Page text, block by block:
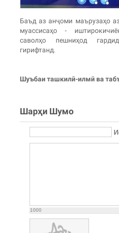
Баъд аз анҷоми маърузаҳо
муассисаҳо -
саволҳо пешниҳод
гирифтанд.
Шуъбаи ташкилӣ-илмӣ ва
Шарҳи Шумо
1000